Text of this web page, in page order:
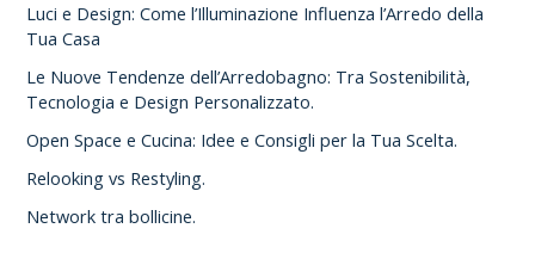
Luci e Design: Come l’Illuminazione Influenza l’Arredo della
Tua Casa
Le Nuove Tendenze dell’Arredobagno: Tra Sostenibilità,
Tecnologia e Design Personalizzato.
Open Space e Cucina: Idee e Consigli per la Tua Scelta.
Relooking vs Restyling.
Network tra bollicine.